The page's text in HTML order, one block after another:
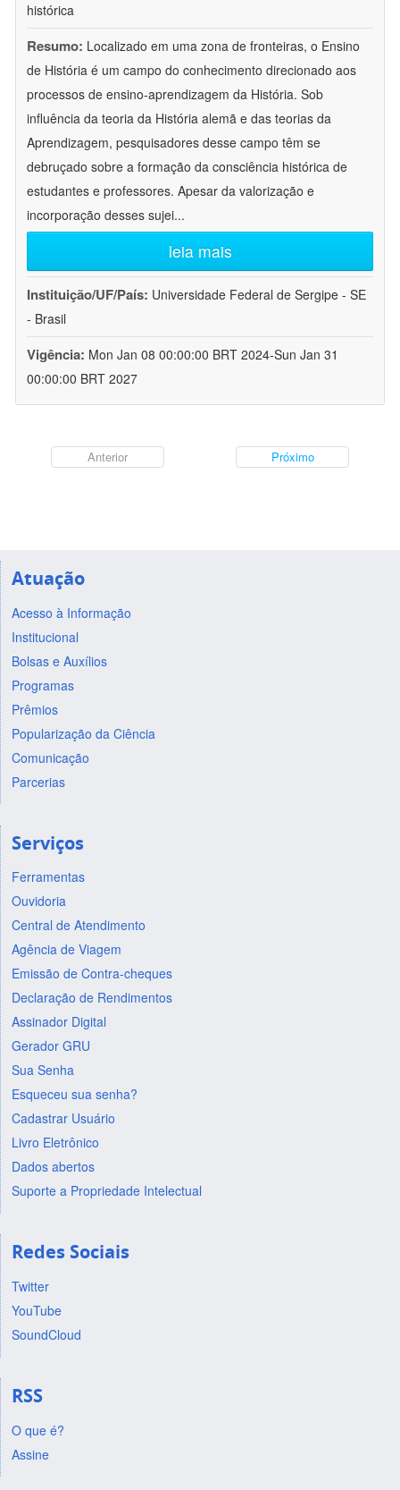
histórica
Resumo: Localizado em uma zona de fronteiras, o Ensino
de História é um campo do conhecimento direcionado aos
processos de ensino-aprendizagem da História. Sob
influência da teoria da História alemã e das teorias da
Aprendizagem, pesquisadores desse campo têm se
debruçado sobre a formação da consciência histórica de
estudantes e professores. Apesar da valorização e
incorporação desses sujei...
leia mais
Instituição/UF/País: Universidade Federal de Sergipe - SE
- Brasil
Vigência: Mon Jan 08 00:00:00 BRT 2024-Sun Jan 31
00:00:00 BRT 2027
Anterior Próximo
Atuação
Acesso à Informação
Institucional
Bolsas e Auxílios
Programas
Prêmios
Popularização da Ciência
Comunicação
Parcerias
Serviços
Ferramentas
Ouvidoria
Central de Atendimento
Agência de Viagem
Emissão de Contra-cheques
Declaração de Rendimentos
Assinador Digital
Gerador GRU
Sua Senha
Esqueceu sua senha?
Cadastrar Usuário
Livro Eletrônico
Dados abertos
Suporte a Propriedade Intelectual
Redes Sociais
Twitter
YouTube
SoundCloud
RSS
O que é?
Assine